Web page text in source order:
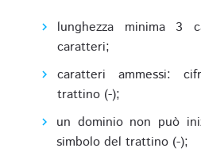
lunghezza minima 3
caratteri;
caratteri ammessi:
trattino (-);
un dominio non può
simbolo del trattino (-);